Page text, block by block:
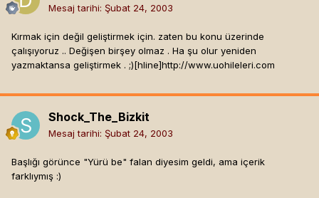
Mesaj tarihi: Şubat 24, 2003
Kırmak için değil geliştirmek için. zaten bu konu üzerinde
çalışıyoruz .. Değişen birşey olmaz . Ha şu olur yeniden
yazmaktansa geliştirmek . ;)[hline]http://www.uohileleri.com
Shock_The_Bizkit
Mesaj tarihi: Şubat 24, 2003
Başlığı görünce "Yürü be" falan diyesim geldi, ama içerik
farklıymış :)